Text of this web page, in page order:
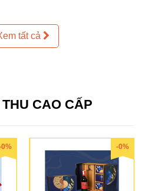
tất cả
CAO CẤP
0% -0%